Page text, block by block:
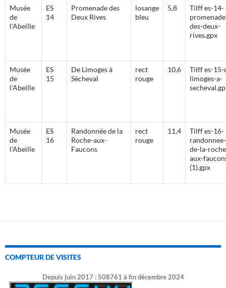
Musée
de
l’Abeille
ES
14
Promenade des
Deux Rives
losange
bleu
5,8
Tilff es-14-
des-deux-
rives.gpx
Musée
de
l’Abeille
ES
15
De Limoges à
Sècheval
rect
rouge
10,6
Tilff es-15-
limoges-a-
Musée
de
l’Abeille
ES
16
Randonnée de la
Roche-aux-
Faucons
rect
rouge
11,4
Tilff es-16-
randonnee-
de-la-
aux-
(1).gpx
COMPTEUR DE VISITES
Depuis juin 2017 : 508761 à fin décembre 2024